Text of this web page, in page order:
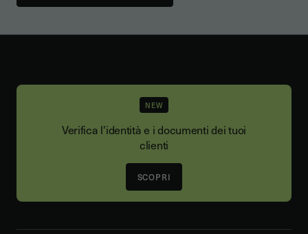
NEW
Verifica l'identità e i documenti dei tuoi
clienti
SCOPRI